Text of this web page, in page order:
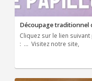
Découpage traditionnel
Cliquez sur le lien
: ... Visitez notre site,